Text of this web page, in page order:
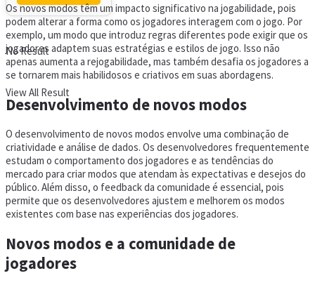
No Result
View All Result
Os novos modos têm um impacto significativo na jogabilidade, pois
podem alterar a forma como os jogadores interagem com o jogo. Por
exemplo, um modo que introduz regras diferentes pode exigir que os
jogadores adaptem suas estratégias e estilos de jogo. Isso não
apenas aumenta a rejogabilidade, mas também desafia os jogadores a
se tornarem mais habilidosos e criativos em suas abordagens.
Desenvolvimento de novos modos
O desenvolvimento de novos modos envolve uma combinação de
criatividade e análise de dados. Os desenvolvedores frequentemente
estudam o comportamento dos jogadores e as tendências do
mercado para criar modos que atendam às expectativas e desejos do
público. Além disso, o feedback da comunidade é essencial, pois
permite que os desenvolvedores ajustem e melhorem os modos
existentes com base nas experiências dos jogadores.
Novos modos e a comunidade de
jogadores